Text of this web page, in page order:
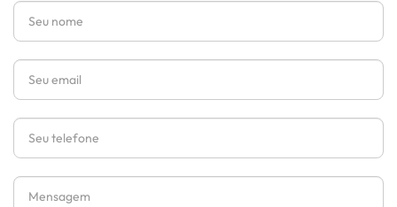
Nome
Email
Telefone
Mensagem